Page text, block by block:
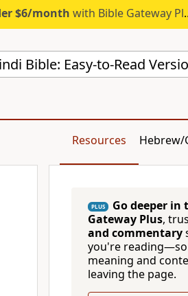
$6/month with Bible Gateway Plus.
Bible: Easy-to-Read
Resources Hebrew/
PLUS Go deeper in
Gateway Plus,
and commentary
you're
meaning and
leaving the page.